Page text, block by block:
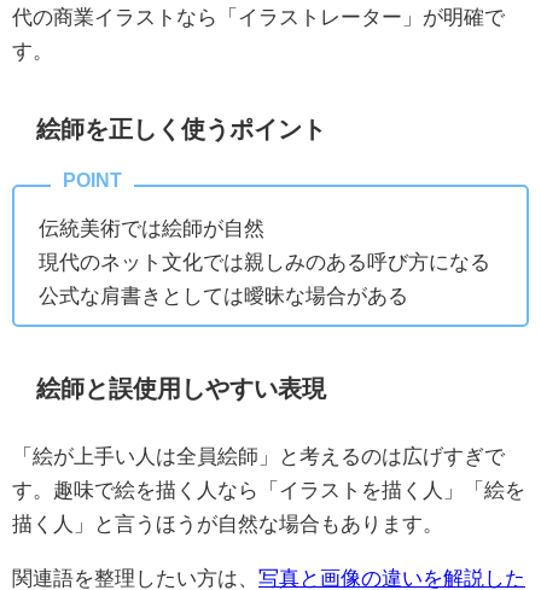
代の商業イラストなら「イラストレーター」が明確で
す。
絵師を正しく使うポイント
伝統美術では絵師が自然
現代のネット文化では親しみのある呼び方になる
公式な肩書きとしては曖昧な場合がある
絵師と誤使用しやすい表現
「絵が上手い人は全員絵師」と考えるのは広げすぎで
す。趣味で絵を描く人なら「イラストを描く人」「絵を
描く人」と言うほうが自然な場合もあります。
関連語を整理したい方は、 写真と画像の違いを解説した